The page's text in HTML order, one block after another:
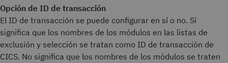
Opción de ID de transacción
El ID de transacción se puede configurar en sí o no. Sí
significa que los nombres de los módulos en las listas de
exclusión y selección se tratan como ID de transacción de
CICS. No significa que los nombres de los módulos se traten